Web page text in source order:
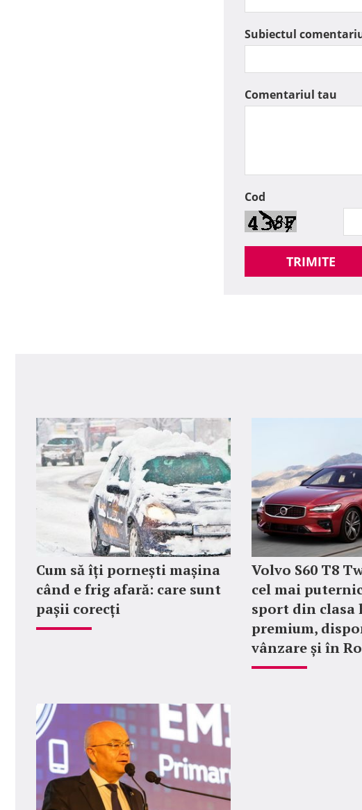
Subiectul
Comentariul tau
Cod
TRIMITE
Cum să îți pornești mașina
când e frig afară: care sunt
pașii corecți
Volvo S60 T8
cel mai
sport din clasa
premium,
vânzare și în